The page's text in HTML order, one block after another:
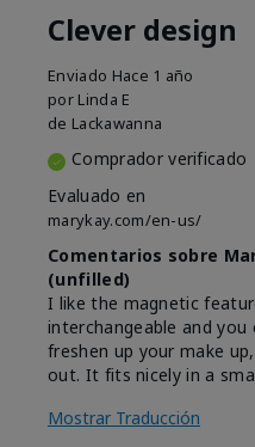
Clever design
Enviado Hace 1 año
por Linda E
de Lackawanna
Comprador verificado
Evaluado en
marykay.com/en-us/
Comentarios sobre
(unfilled)
I like the magnetic
interchangeable and
freshen up your make
out. It fits nicely in a
Mostrar Traducción